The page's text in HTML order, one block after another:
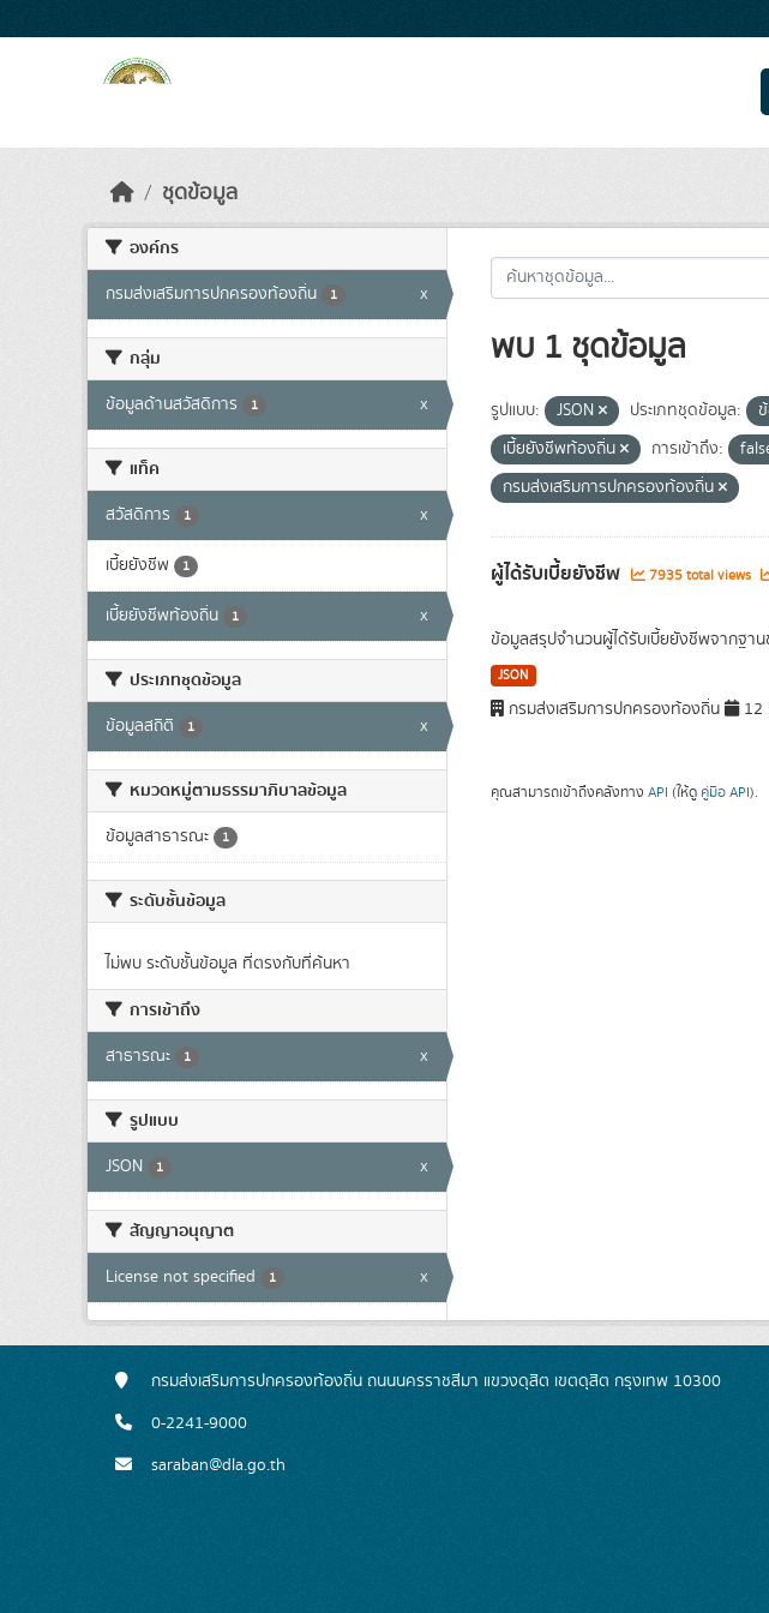
ชุดข้อมูล
องค์กร
กรมส่งเสริมการปกครองท้องถิ่น 1 x
กลุ่ม
ข้อมูลด้านสวัสดิการ 1 x
แท็ค
สวัสดิการ 1 x
เบี้ยยังชีพ 1
เบี้ยยังชีพท้องถิ่น 1 x
ประเภทชุดข้อมูล
ข้อมูลสถิติ 1 x
หมวดหมู่ตามธรรมาภิบาลข้อมูล
ข้อมูลสาธารณะ 1
ระดับชั้นข้อมูล
ไม่พบ ระดับชั้นข้อมูล ที่ตรงกับที่ค้นหา
การเข้าถึง
สาธารณะ 1 x
รูปแบบ
JSON 1 x
สัญญาอนุญาต
License not specified 1 x
พบ 1 ชุดข้อมูล
รูปแบบ: JSON ประเภทชุดข้อมูล:
เบี้ยยังชีพท้องถิ่น
การเข้าถึง:
กรมส่งเสริมการปกครองท้องถิ่น
ผู้ได้รับเบี้ยยังชีพ 7935 total views
ข้อมูลสรุปจำนวนผู้ได้รับเบี้ยยังชีพจากฐ
JSON
กรมส่งเสริมการปกครองท้องถิ่น 12
คุณสามารถเข้าถึงคลังทาง API (ให้ดู คู่มือ API).
กรมส่งเสริมการปกครองท้องถิ่น ถนนนครราชสีมา แขวงดุสิต เขตดุสิต กรุงเทพ 10300
0-2241-9000
saraban@dla.go.th